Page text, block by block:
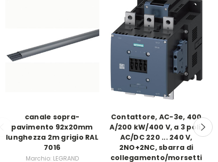
canale sopra-
pavimento 92x20mm
lunghezza 2m grigio RAL
7016
Marchio: LEGRAND
Contattore, AC-3e, 400
A/200 kW/400 V, a 3 poli,
AC/DC 220 ... 240 V,
2NO+2NC, sbarra di
collegamento/morsetti